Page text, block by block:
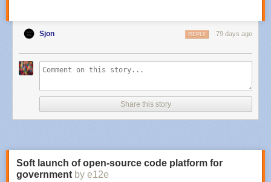
Sjon 79 days ago
REPLY
Share this story
Soft launch of open-source code platform for
government by e12e